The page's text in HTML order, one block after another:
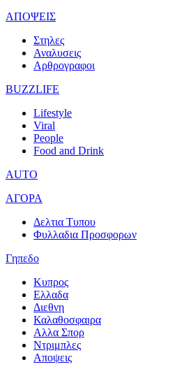
ΑΠΟΨΕΙΣ
Στηλες
Αναλυσεις
Αρθρογραφοι
BUZZLIFE
Lifestyle
Viral
People
Food and Drink
AUTO
ΑΓΟΡΑ
Δελτια Τυπου
Φυλλαδια Προσφορων
Γηπεδο
Κυπρος
Ελλαδα
Διεθνη
Καλαθοσφαιρα
Αλλα Σπορ
Ντριμπλες
Αποψεις